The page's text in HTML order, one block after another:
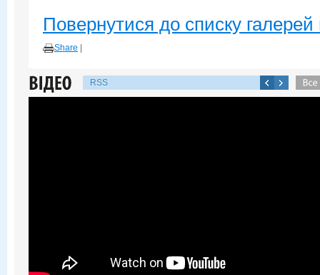
Повернутися до списку галерей
Share
RSS